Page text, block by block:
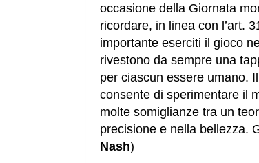
occasione della Giornata
ricordare, in linea con l’art.
importante eserciti il gioco
rivestono da sempre una
per ciascun essere umano.
consente di sperimentare il
molte somiglianze tra un
precisione e nella bellezza.
Nash)